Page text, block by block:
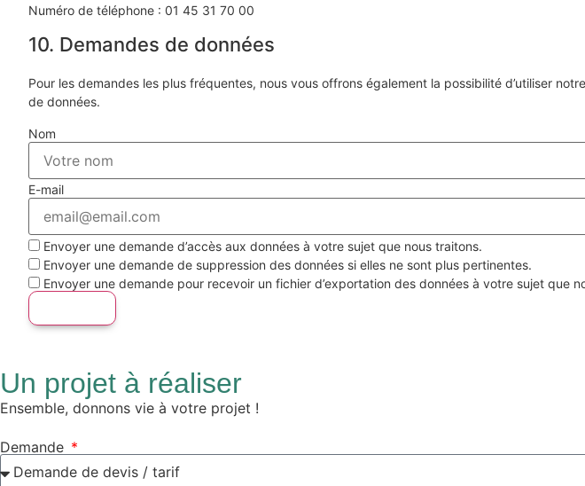
Numéro de téléphone : 01 45 31 70 00
10. Demandes de données
Pour les demandes les plus fréquentes, nous vous offrons également la possibilité d’utiliser
de données.
Nom
E-mail
Envoyer une demande d’accès aux données à votre sujet que nous traitons.
Envoyer une demande de suppression des données si elles ne sont plus pertinentes.
Envoyer une demande pour recevoir un fichier d’exportation des données à votre sujet que
Un projet à réaliser
Ensemble, donnons vie à votre projet !
Demande